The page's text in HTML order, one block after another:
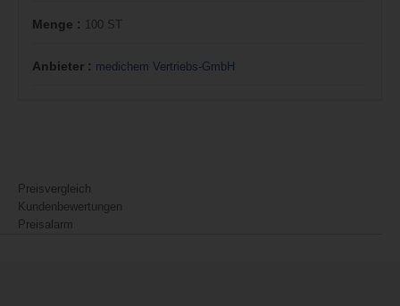
Menge : 100 ST
Anbieter : medichem Vertriebs-GmbH
Preisvergleich
Kundenbewertungen
Preisalarm